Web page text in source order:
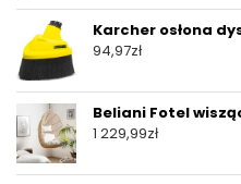
Karcher osłona
94,97zł
Beliani Fotel
1 229,99zł